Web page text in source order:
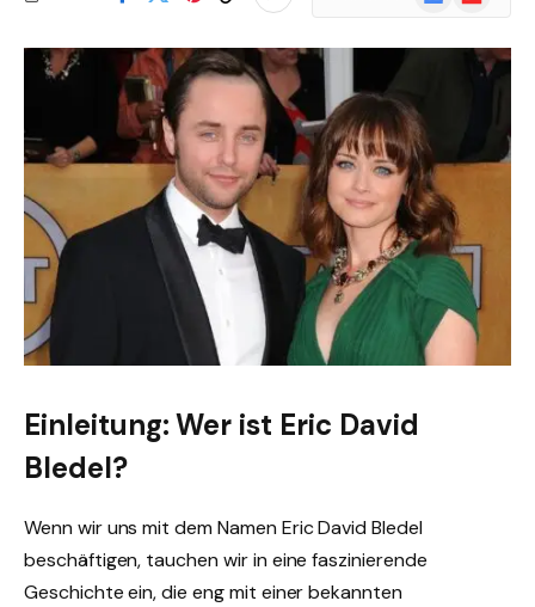
News
Einleitung: Wer ist Eric David
Bledel?
Wenn wir uns mit dem Namen Eric David Bledel
beschäftigen, tauchen wir in eine faszinierende
Geschichte ein, die eng mit einer bekannten